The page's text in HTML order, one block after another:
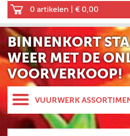
0 artikelen € 0,00
BINNENKORT
WEER MET DE
VOORVERKOOP!
VUURWERK
HELE ASSORTIMENT